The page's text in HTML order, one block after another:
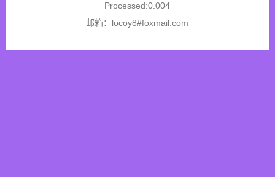
Processed:0.004
邮箱：locoy8#foxmail.com